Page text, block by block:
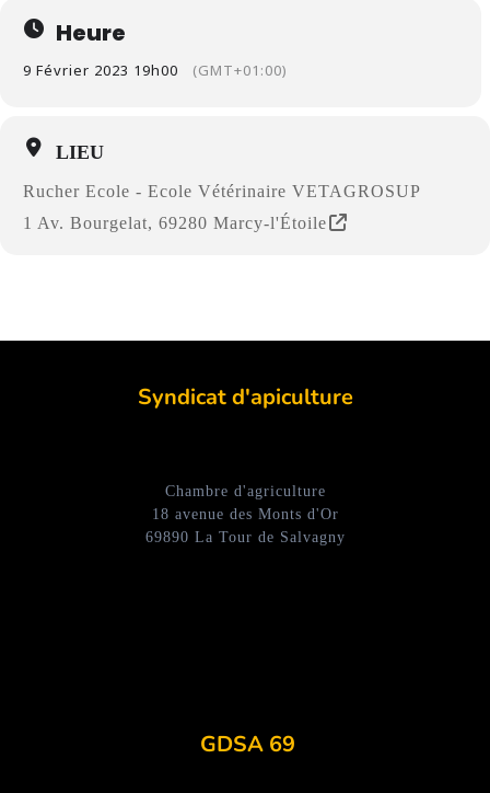
Heure
9 Février 2023 19h00 (GMT+01:00)
LIEU
Rucher Ecole - Ecole Vétérinaire VETAGROSUP
1 Av. Bourgelat, 69280 Marcy-l'Étoile
Syndicat d'apiculture
Chambre d'agriculture
18 avenue des Monts d'Or
69890 La Tour de Salvagny
GDSA 69